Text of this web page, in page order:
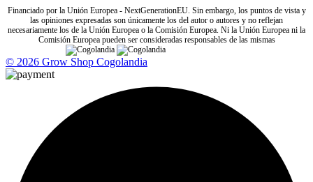
Financiado por la Unión Europea - NextGenerationEU. Sin embargo, los puntos de vista y
las opiniones expresadas son únicamente los del autor o autores y no reflejan
necesariamente los de la Unión Europea o la Comisión Europea. Ni la Unión Europea ni la
Comisión Europea pueden ser consideradas responsables de las mismas
© 2026 Grow Shop Cogolandia